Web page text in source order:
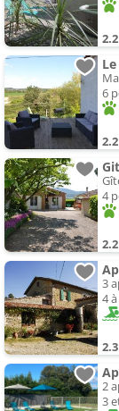
6
4
3
4
2
3